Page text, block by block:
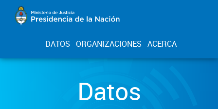
DATOS ORGANIZACIONES ACERCA
Datos